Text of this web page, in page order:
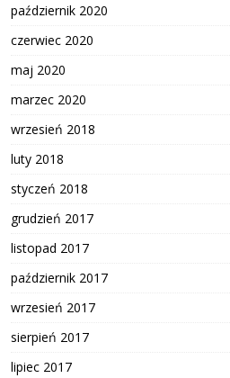
październik 2020
czerwiec 2020
maj 2020
marzec 2020
wrzesień 2018
luty 2018
styczeń 2018
grudzień 2017
listopad 2017
październik 2017
wrzesień 2017
sierpień 2017
lipiec 2017